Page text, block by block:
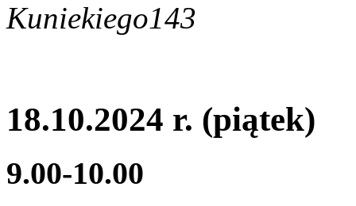
Kuniekiego143
18.10.2024 r. (piątek)
9.00-10.00